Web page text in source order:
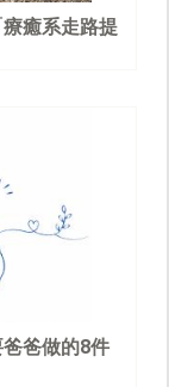
癒系走路提
爸做的8件